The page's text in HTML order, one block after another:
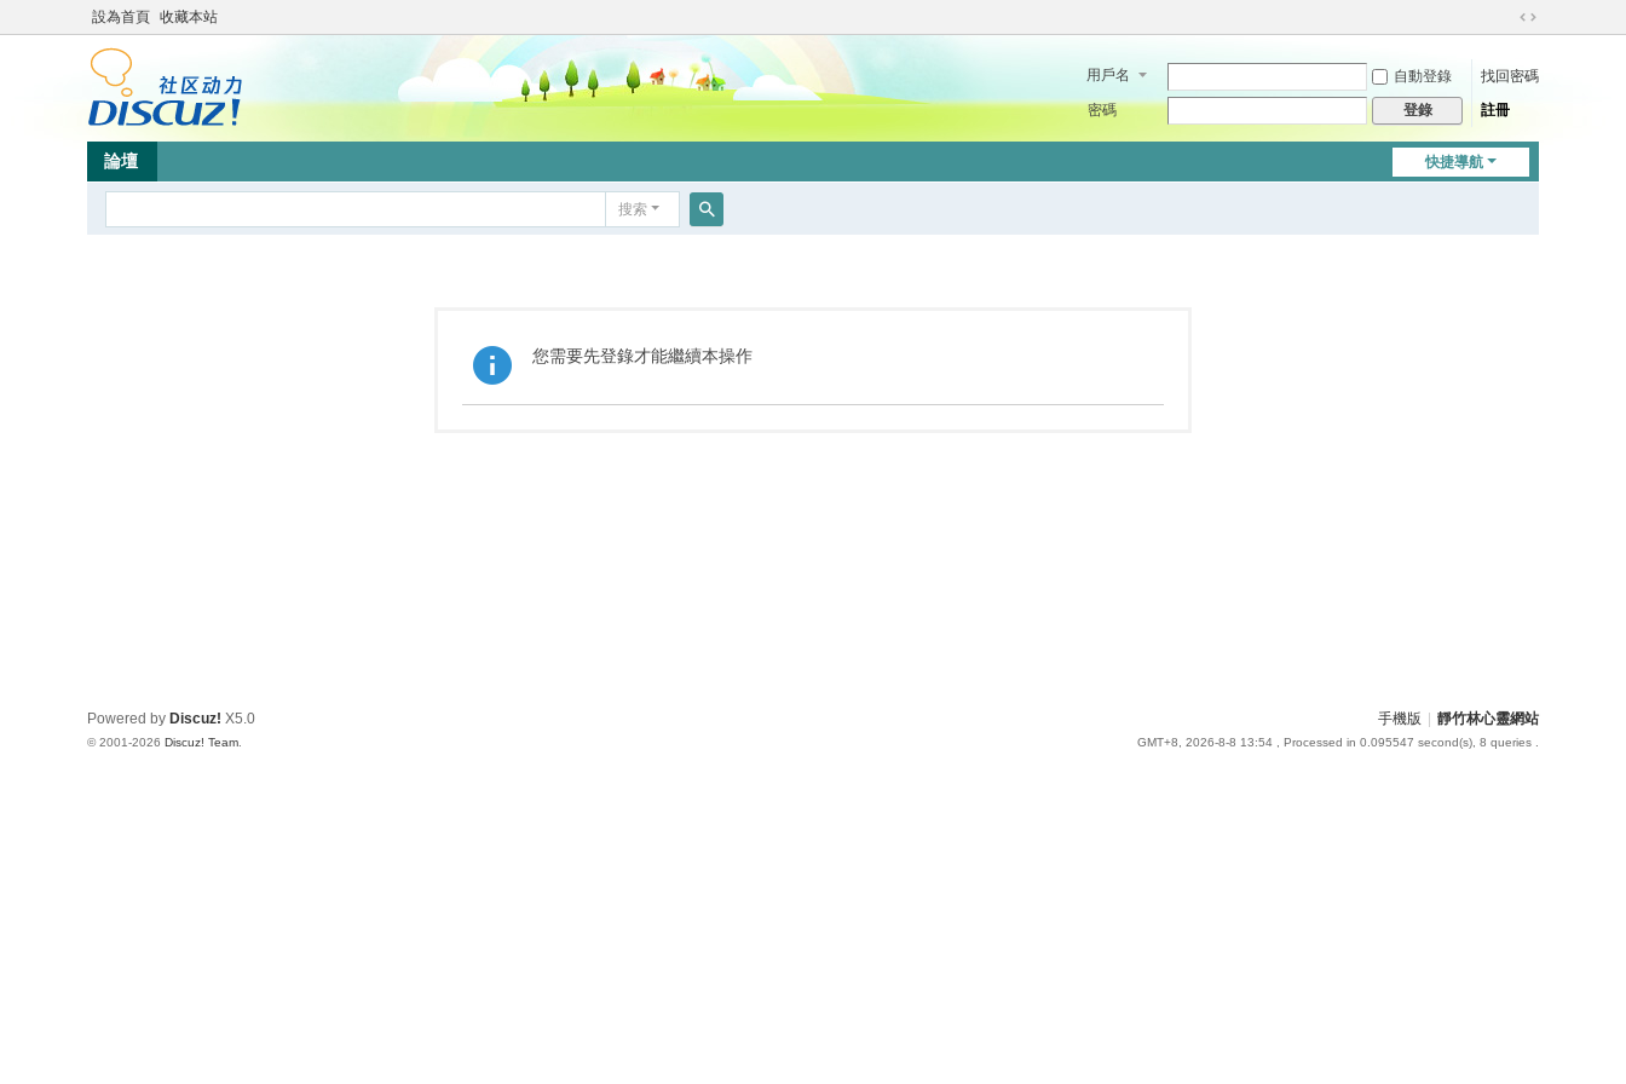
設為首頁 收藏本站
切
到
用戶名 自動登錄
找回密碼
密碼
登錄 註冊
快捷導航
論壇
搜索
您需要先登錄才能繼續本操作
手機版 靜竹林心靈網站
GMT+8, 2026-8-8 13:54 , Processed in 0.095547 second(s), 8 queries .
Powered by Discuz! X5.0
© 2001-2026 Discuz! Team